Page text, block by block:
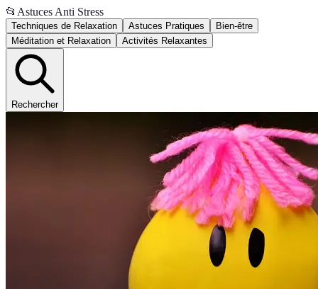
📂 Astuces Anti Stress
Techniques de Relaxation Astuces Pratiques
Bien-être
Méditation et Relaxation
Activités Relaxantes
Rechercher